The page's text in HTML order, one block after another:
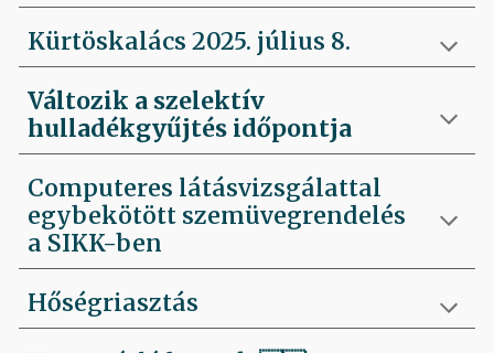
Kürtöskalács 2025. július 8.
Változik a szelektív
hulladékgyűjtés időpontja
Computeres látásvizsgálattal
egybekötött szemüvegrendelés
a SIKK-ben
Hőségriasztás